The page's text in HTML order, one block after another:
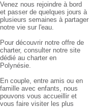
Venez nous rejoindre à bord
et passer de quelques jours à
plusieurs semaines à partager
notre vie sur l'eau.
Pour découvrir notre offre de
charter, consulter notre site
dédié au charter en
Polynésie.
En couple, entre amis ou en
famille avec enfants, nous
pouvons vous accueillir et
vous faire visiter les plus